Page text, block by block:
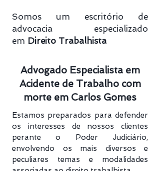
Somos um escritório de
advocacia especializado
em Direito Trabalhista
Advogado Especialista em
Acidente de Trabalho com
morte em Carlos Gomes
Estamos preparados para defender
os interesses de nossos clientes
perante o Poder Judiciário,
envolvendo os mais diversos e
peculiares temas e modalidades